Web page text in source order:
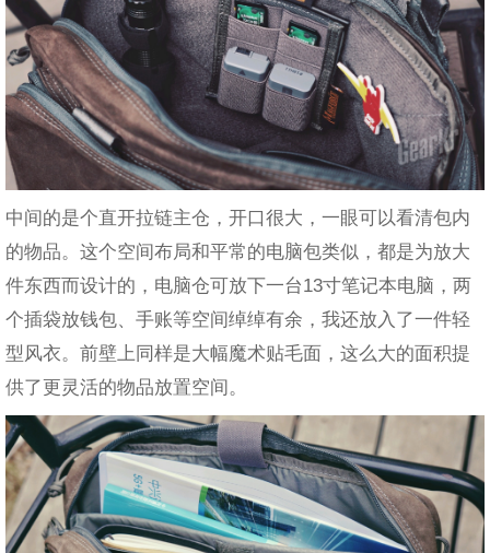
中间的是个直开拉链主仓，开口很大，一眼可以看清包内
的物品。这个空间布局和平常的电脑包类似，都是为放大
件东西而设计的，电脑仓可放下一台13寸笔记本电脑，两
个插袋放钱包、手账等空间绰绰有余，我还放入了一件轻
型风衣。前壁上同样是大幅魔术贴毛面，这么大的面积提
供了更灵活的物品放置空间。